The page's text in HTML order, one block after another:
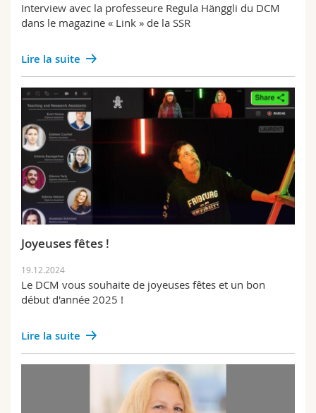
Interview avec la professeure Regula Hänggli du DCM
dans le magazine « Link » de la SSR
Lire la suite
Joyeuses fêtes !
19.12.2024
Le DCM vous souhaite de joyeuses fêtes et un bon
début d'année 2025 !
Lire la suite